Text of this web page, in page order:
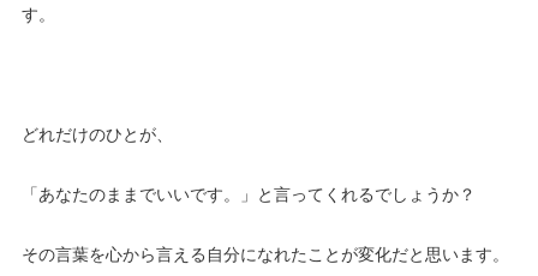
す。
どれだけのひとが、
「あなたのままでいいです。」と言ってくれるでしょうか？
その言葉を心から言える自分になれたことが変化だと思います。